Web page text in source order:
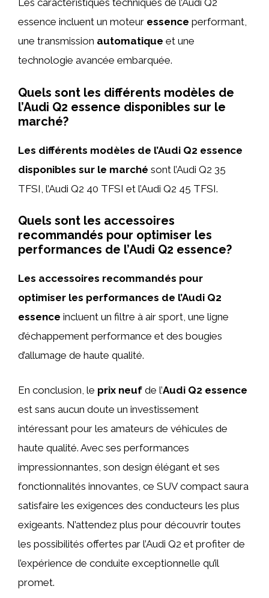
Les caractéristiques techniques de l’Audi Q2
essence incluent un moteur essence performant,
une transmission automatique et une
technologie avancée embarquée.
Quels sont les différents modèles de
l’Audi Q2 essence disponibles sur le
marché?
Les différents modèles de l’Audi Q2 essence
disponibles sur le marché sont l’Audi Q2 35
TFSI, l’Audi Q2 40 TFSI et l’Audi Q2 45 TFSI.
Quels sont les accessoires
recommandés pour optimiser les
performances de l’Audi Q2 essence?
Les accessoires recommandés pour
optimiser les performances de l’Audi Q2
essence incluent un filtre à air sport, une ligne
d’échappement performance et des bougies
d’allumage de haute qualité.
En conclusion, le prix neuf de l’Audi Q2 essence
est sans aucun doute un investissement
intéressant pour les amateurs de véhicules de
haute qualité. Avec ses performances
impressionnantes, son design élégant et ses
fonctionnalités innovantes, ce SUV compact saura
satisfaire les exigences des conducteurs les plus
exigeants. N’attendez plus pour découvrir toutes
les possibilités offertes par l’Audi Q2 et profiter de
l’expérience de conduite exceptionnelle qu’il
promet.